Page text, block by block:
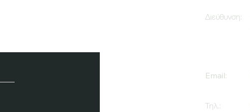
Διεύθυνση:
Email:
Τηλ.: